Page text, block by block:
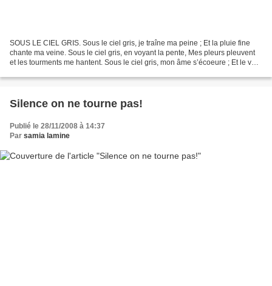
SOUS LE CIEL GRIS. Sous le ciel gris, je traîne ma peine ; Et la pluie fine
chante ma veine. Sous le ciel gris, en voyant la pente, Mes pleurs pleuvent
et les tourments me hantent. Sous le ciel gris, mon âme s’écoeure ; Et le vent
Silence on ne tourne pas!
Publié le 28/11/2008 à 14:37
Par samia lamine